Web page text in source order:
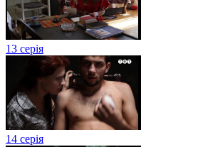
13 серія
14 серія